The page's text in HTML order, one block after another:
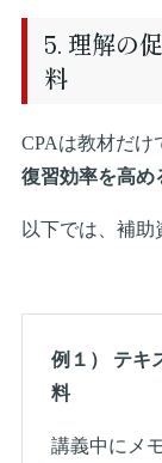
5. 理解の
料
CPAは教材だけ
復習効率を高め
以下では、補助
例１） テキ
料
講義中にメ